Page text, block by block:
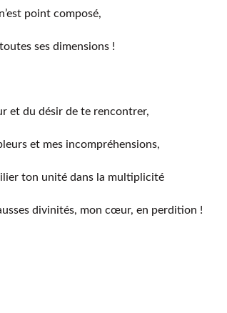
point composé,
ses dimensions !
et du désir de te rencontrer,
et mes incompréhensions,
ton unité dans la multiplicité
divinités, mon cœur, en perdition !